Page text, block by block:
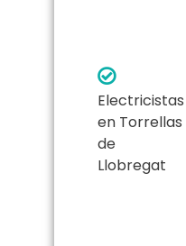
Electricistas
en Torrellas
de
Llobregat